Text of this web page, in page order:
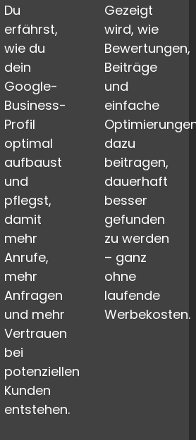
Du
erfährst,
wie du
dein
Google-
Business-
Profil
optimal
aufbaust
und
pflegst,
damit
mehr
Anrufe,
mehr
Anfragen
und mehr
Vertrauen
bei
potenziellen
Kunden
entstehen.
Gezeigt
wird, wie
Bewertungen,
Beiträge
und
einfache
dazu
beitragen,
dauerhaft
besser
gefunden
zu werden
– ganz
ohne
laufende
Werbekosten.